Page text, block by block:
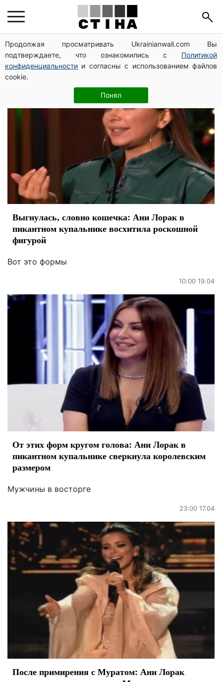
Продолжая просматривать Ukrainianwall.com Вы
подтверждаете, что ознакомились с Политикой
конфиденциальности и согласны с использованием файлов
cookie.
Понял
Ани Лорак
Выгнулась, словно кошечка: Ани Лорак в
пикантном купальнике восхитила роскошной
фигурой
Вот это формы
10:00 19.04
От этих форм кругом голова: Ани Лорак в
пикантном купальнике сверкнула королевским
размером
Мужчины в восторге
23:00 17.04
После примирения с Муратом: Ани Лорак